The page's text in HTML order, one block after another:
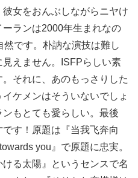
女をおんぶしながらニヤけ
ランは2000年生まれなの
です。朴訥な演技は難し
えません。ISFPらしい素
それに、あのもっさりした
ケメンはそういないでしょ
もとても愛らしい。最後
す！原題は『当我飞奔向
you』で原題に忠実。
る太陽️』というセンスで名